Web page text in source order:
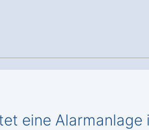
eine Alarmanlage